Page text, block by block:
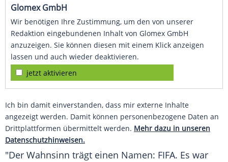
Glomex GmbH
Wir benötigen Ihre Zustimmung, um den von unserer
Redaktion eingebundenen Inhalt von Glomex GmbH
anzuzeigen. Sie können diesen mit einem Klick anzeigen
lassen und auch wieder deaktivieren.
jetzt aktivieren
Ich bin damit einverstanden, dass mir externe Inhalte
angezeigt werden. Damit können personenbezogene Daten an
Drittplattformen übermittelt werden. Mehr dazu in unseren
Datenschutzhinweisen.
"Der Wahnsinn trägt einen Namen: FIFA. Es war